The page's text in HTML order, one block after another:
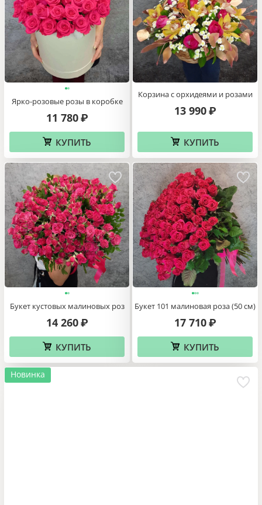
Ярко-розовые розы в коробке
11 780 ₽
КУПИТЬ
Корзина с орхидеями и розами
13 990 ₽
КУПИТЬ
Букет кустовых малиновых роз
14 260 ₽
КУПИТЬ
Букет 101 малиновая роза (50 см)
17 710 ₽
КУПИТЬ
Новинка